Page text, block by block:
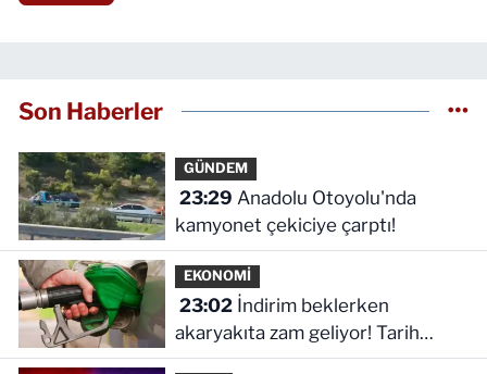
Son Haberler
GÜNDEM
23:29
kamyonet çekiciye çarptı!
EKONOMİ
23:02İndirim beklerken
akaryakıta zam geliyor! Tarih
verildi